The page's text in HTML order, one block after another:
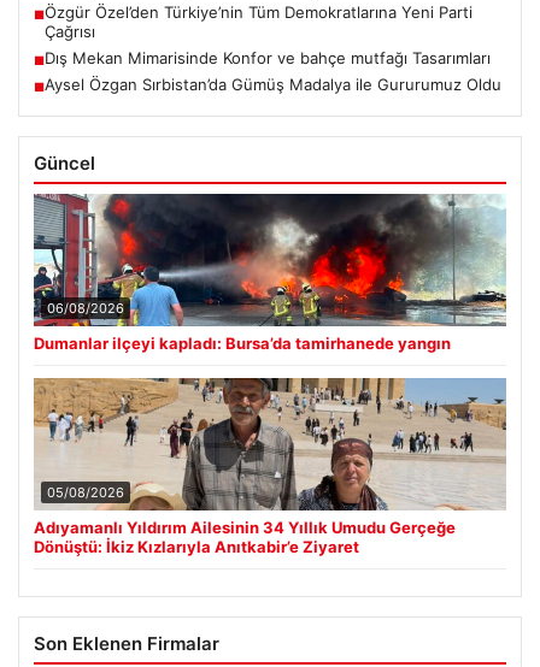
■Özgür Özel’den Türkiye’nin Tüm Demokratlarına Yeni Parti
Çağrısı
■Dış Mekan Mimarisinde Konfor ve bahçe mutfağı Tasarımları
■Aysel Özgan Sırbistan’da Gümüş Madalya ile Gururumuz Oldu
Güncel
06/08/2026
Dumanlar ilçeyi kapladı: Bursa’da tamirhanede yangın
05/08/2026
Adıyamanlı Yıldırım Ailesinin 34 Yıllık Umudu Gerçeğe
Dönüştü: İkiz Kızlarıyla Anıtkabir’e Ziyaret
Son Eklenen Firmalar